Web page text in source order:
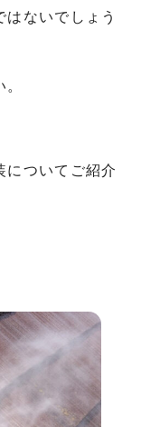
ないでしょう
についてご紹介